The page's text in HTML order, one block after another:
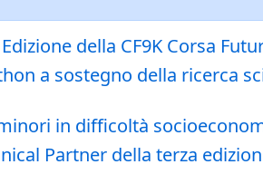
della CF9K Corsa
a sostegno della ricerca
in difficoltà
Partner della terza